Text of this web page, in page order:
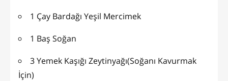
1 Çay Bardağı Yeşil Mercimek
1 Baş Soğan
3 Yemek Kaşığı Zeytinyağı(Soğanı Kavurmak
İçin)